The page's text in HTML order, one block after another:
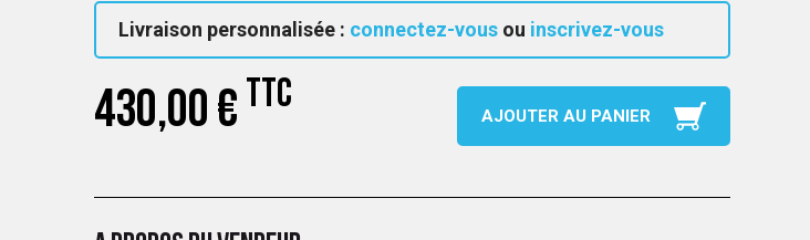
Livraison personnalisée : connectez-vous ou inscrivez-vous
430,00 € TTC AJOUTER AU PANIER